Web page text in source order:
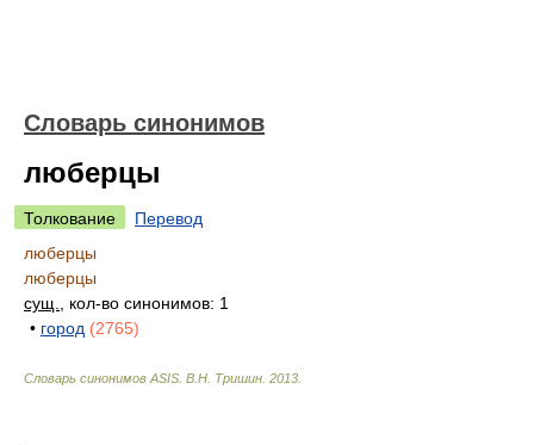
Словарь синонимов
люберцы
Толкование
Перевод
люберцы
люберцы
сущ.
, кол-во синонимов: 1
• город (2765)
Словарь синонимов ASIS. В.Н. Тришин 2013